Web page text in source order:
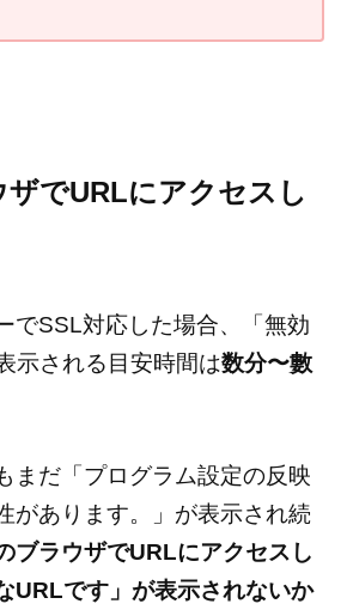
ザでURLにアクセスし
でSSL対応した場合、「無効
示される目安時間は数分〜數
まだ「プログラム設定の反映
があります。」が表示され続
ブラウザでURLにアクセスし
URLです」が表示されないか